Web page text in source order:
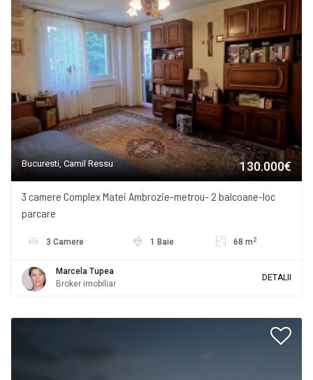
Bucuresti, Camil Ressu 130.000€
3 camere Complex Matei Ambrozie-metrou- 2 balcoane-loc
parcare
3 Camere 1 Baie 68 m 2
Marcela Tupea
Broker imobiliar
DETALII